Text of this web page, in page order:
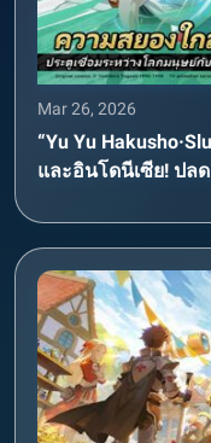
Mar 26, 2026
“Yu Yu
และอินโดนีเซีย! ปล